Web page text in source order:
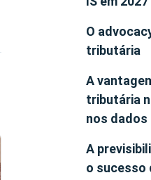
O
tributária
A
tributária
nos dados
A
o sucesso